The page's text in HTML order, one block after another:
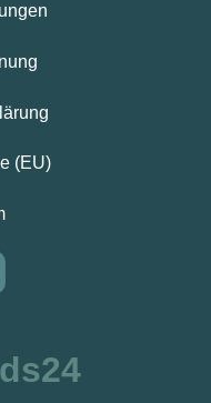
(EU)